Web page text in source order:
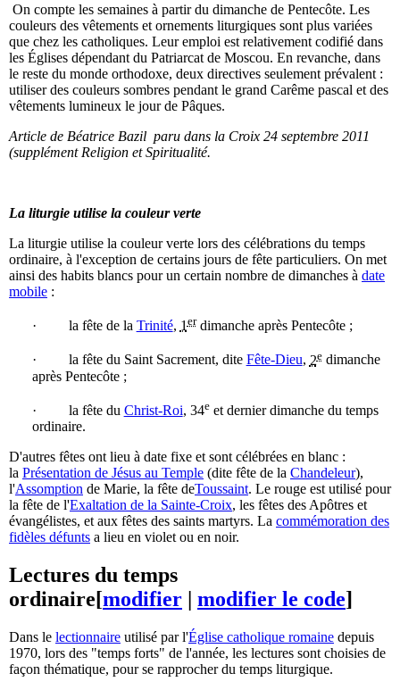
On compte les semaines à partir du dimanche de Pentecôte. Les
couleurs des vêtements et ornements liturgiques sont plus variées
que chez les catholiques. Leur emploi est relativement codifié dans
les Églises dépendant du Patriarcat de Moscou. En revanche, dans
le reste du monde orthodoxe, deux directives seulement prévalent :
utiliser des couleurs sombres pendant le grand Carême pascal et des
vêtements lumineux le jour de Pâques.
Article de Béatrice Bazil paru dans la Croix 24 septembre 2011
(supplément Religion et Spiritualité.
La liturgie utilise la couleur verte
La liturgie utilise la couleur verte lors des célébrations du temps
ordinaire, à l'exception de certains jours de fête particuliers. On met
ainsi des habits blancs pour un certain nombre de dimanches à date
mobile :
· la fête de la Trinité, 1erdimanche après Pentecôte ;
· la fête du Saint Sacrement, dite Fête-Dieu, 2edimanche
après Pentecôte ;
· la fête du Christ-Roi, 34eet dernier dimanche du temps
ordinaire.
D'autres fêtes ont lieu à date fixe et sont célébrées en blanc :
la Présentation de Jésus au Temple (dite fête de la Chandeleur),
l'Assomption de Marie, la fête deToussaint. Le rouge est utilisé pour
la fête de l'Exaltation de la Sainte-Croix, les fêtes des Apôtres et
évangélistes, et aux fêtes des saints martyrs. La commémoration des
fidèles défunts a lieu en violet ou en noir.
Lectures du temps
ordinaire[modifier | modifier le code]
Dans le lectionnaire utilisé par l'Église catholique romaine depuis
1970, lors des "temps forts" de l'année, les lectures sont choisies de
façon thématique, pour se rapprocher du temps liturgique.